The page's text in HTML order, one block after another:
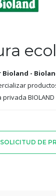
Bioland -
BIOLAND
DE